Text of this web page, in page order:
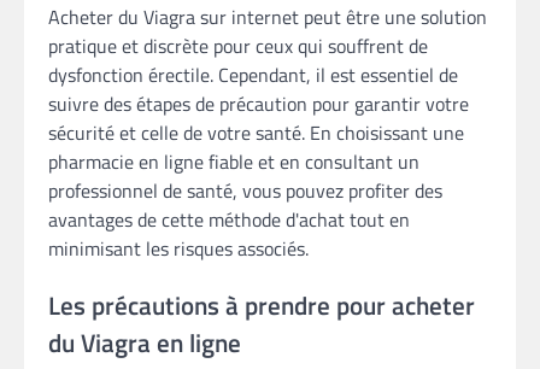
Acheter du Viagra sur internet peut être une solution
pratique et discrète pour ceux qui souffrent de
dysfonction érectile. Cependant, il est essentiel de
suivre des étapes de précaution pour garantir votre
sécurité et celle de votre santé. En choisissant une
pharmacie en ligne fiable et en consultant un
professionnel de santé, vous pouvez profiter des
avantages de cette méthode d'achat tout en
minimisant les risques associés.
Les précautions à prendre pour acheter
du Viagra en ligne